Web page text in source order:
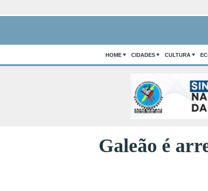
HOME CIDADES CULTURA
Galeão é